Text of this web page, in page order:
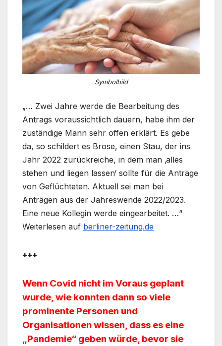
Symbolbild
„… Zwei Jahre werde die Bearbeitung des
Antrags voraussichtlich dauern, habe ihm der
zuständige Mann sehr offen erklärt. Es gebe
da, so schildert es Brose, einen Stau, der ins
Jahr 2022 zurückreiche, in dem man ‚alles
stehen und liegen lassen‘ sollte für die Anträge
von Geflüchteten. Aktuell sei man bei
Anträgen aus der Jahreswende 2022/2023.
Eine neue Kollegin werde eingearbeitet. …“
Weiterlesen auf berliner-zeitung.de
+++
Wenn Covid nicht im Voraus geplant
wurde, wie konnten dann so viele
prominente Personen und
Organisationen wissen, dass es eine
„Pandemie“ geben würde, bevor sie